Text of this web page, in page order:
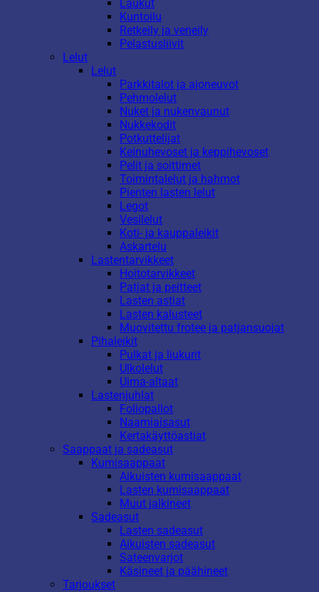
Laukut
Kuntoilu
Retkeily ja veneily
Pelastusliivit
Lelut
Lelut
Parkkitalot ja ajoneuvot
Pehmolelut
Nuket ja nukenvaunut
Nukkekodit
Potkuttelijat
Keinuhevoset ja keppihevoset
Pelit ja soittimet
Toimintalelut ja hahmot
Pienten lasten lelut
Legot
Vesilelut
Koti- ja kauppaleikit
Askartelu
Lastentarvikkeet
Hoitotarvikkeet
Patjat ja peitteet
Lasten astiat
Lasten kalusteet
Muovitettu frotee ja patjansuojat
Pihaleikit
Pulkat ja liukurit
Ulkolelut
Uima-altaat
Lastenjuhlat
Foliopallot
Naamiaisasut
Kertakäyttöastiat
Saappaat ja sadeasut
Kumisaappaat
Aikuisten kumisaappaat
Lasten kumisaappaat
Muut jalkineet
Sadeasut
Lasten sadeasut
Aikuisten sadeasut
Sateenvarjot
Käsineet ja päähineet
Tarjoukset